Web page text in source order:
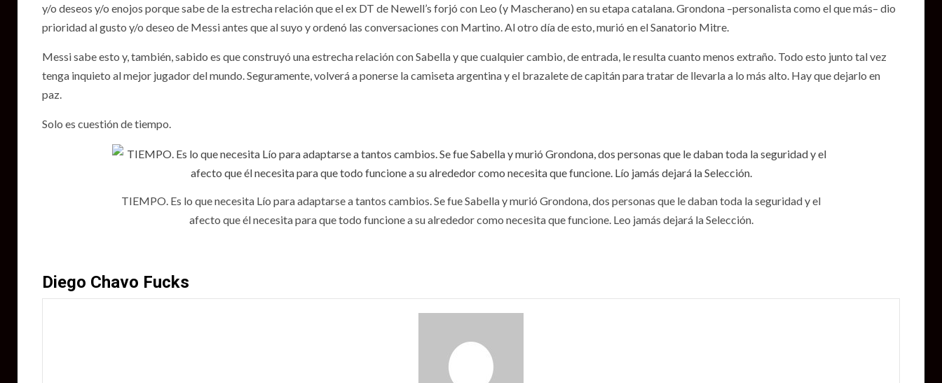
y/o deseos y/o enojos porque sabe de la estrecha relación que el ex DT de Newell’s forjó con Leo (y Mascherano) en su etapa catalana. Grondona –personalista como el que más– dio
prioridad al gusto y/o deseo de Messi antes que al suyo y ordenó las conversaciones con Martino. Al otro día de esto, murió en el Sanatorio Mitre.
Messi sabe esto y, también, sabido es que construyó una estrecha relación con Sabella y que cualquier cambio, de entrada, le resulta cuanto menos extraño. Todo esto junto tal vez
tenga inquieto al mejor jugador del mundo. Seguramente, volverá a ponerse la camiseta argentina y el brazalete de capitán para tratar de llevarla a lo más alto. Hay que dejarlo en
paz.
Solo es cuestión de tiempo.
TIEMPO. Es lo que necesita Lío para adaptarse a tantos cambios. Se fue Sabella y murió Grondona, dos personas que le daban toda la seguridad y el
afecto que él necesita para que todo funcione a su alrededor como necesita que funcione. Leo jamás dejará la Selección.
Diego Chavo Fucks